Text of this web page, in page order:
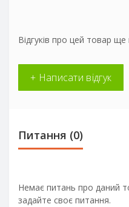
Відгуків про цей товар
+ Написати відгук
Питання (0)
Немає питань про даний
задайте своє питання.